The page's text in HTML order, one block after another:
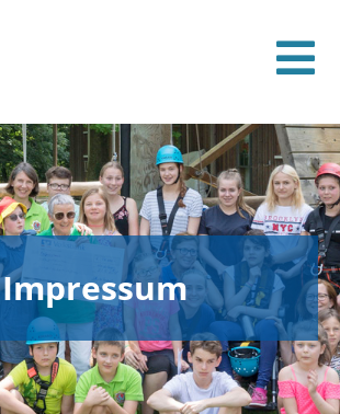
Impressum